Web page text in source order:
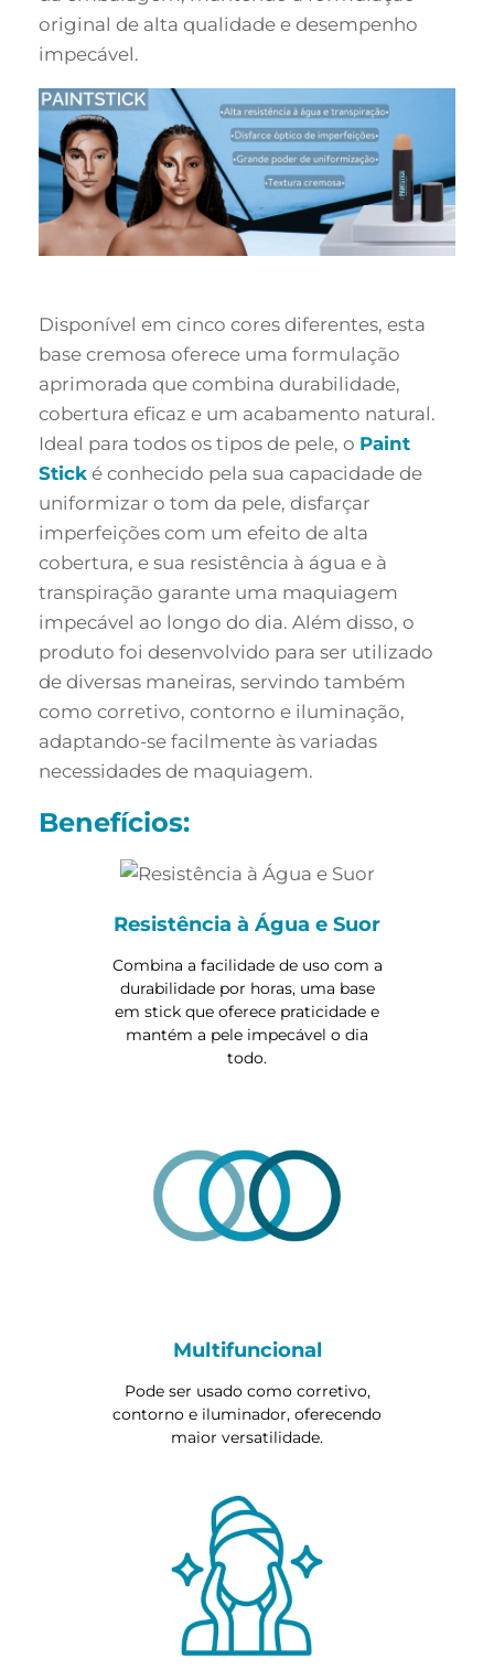
original de alta qualidade e desempenho
impecável.
Disponível em cinco cores diferentes, esta
base cremosa oferece uma formulação
aprimorada que combina durabilidade,
cobertura eficaz e um acabamento natural.
Ideal para todos os tipos de pele, o Paint
Stick é conhecido pela sua capacidade de
uniformizar o tom da pele, disfarçar
imperfeições com um efeito de alta
cobertura, e sua resistência à água e à
transpiração garante uma maquiagem
impecável ao longo do dia. Além disso, o
produto foi desenvolvido para ser utilizado
de diversas maneiras, servindo também
como corretivo, contorno e iluminação,
adaptando-se facilmente às variadas
necessidades de maquiagem.
Benefícios:
Resistência à Água e Suor
Combina a facilidade de uso com a
durabilidade por horas, uma base
em stick que oferece praticidade e
mantém a pele impecável o dia
todo.
Multifuncional
Pode ser usado como corretivo,
contorno e iluminador, oferecendo
maior versatilidade.